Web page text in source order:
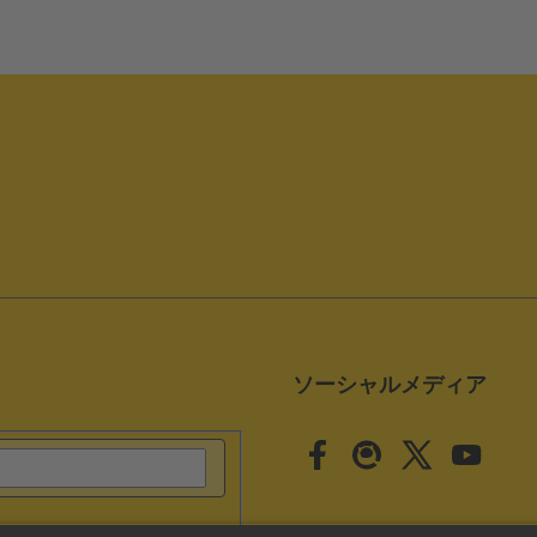
ソーシャルメディア